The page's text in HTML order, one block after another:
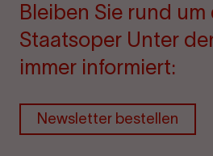
Bleiben Sie rund um
Staatsoper Unter
immer informiert:
Newsletter bestellen